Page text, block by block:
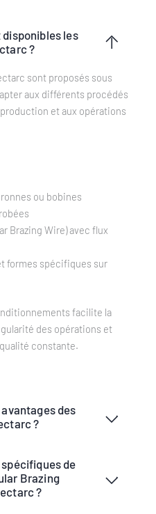
les
?
sont proposés sous
aux différents procédés
et aux opérations
ou bobines
Brazing Wire) avec flux
formes spécifiques sur
facilite la
des opérations et
constante.
des
?
de
Brazing
?